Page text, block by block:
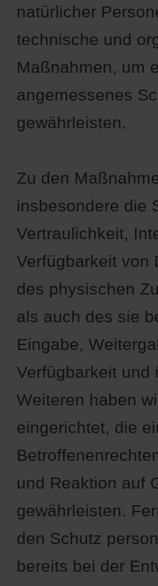
natürlicher
technische und
Maßnahmen, um
angemessenes
gewährleisten.
Zu den
insbesondere die
Vertraulichkeit,
Verfügbarkeit von
des physischen
als auch des sie
Eingabe,
Verfügbarkeit und
Weiteren haben
eingerichtet, die
und Reaktion auf
gewährleisten.
den Schutz
bereits bei der